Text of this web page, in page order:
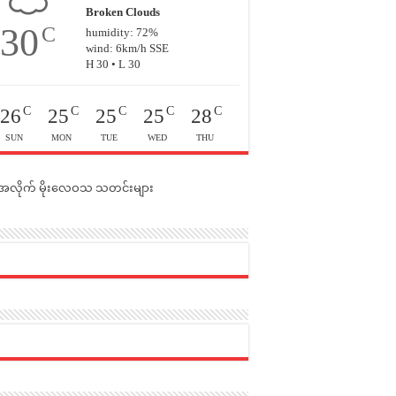
30C
Broken Clouds
humidity: 72%
wind: 6km/h SSE
H 30 • L 30
26 C
SUN
25 C
MON
25 C
TUE
25 C
WED
28 C
THU
လိုက် မိုးလေဝသ သတင်းများ